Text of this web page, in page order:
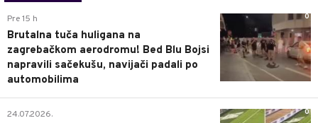
0
Pre 15 h
Brutalna tuča huligana na
zagrebačkom aerodromu! Bed Blu Bojsi
napravili sačekušu, navijači padali po
automobilima
0
24.07.2026.